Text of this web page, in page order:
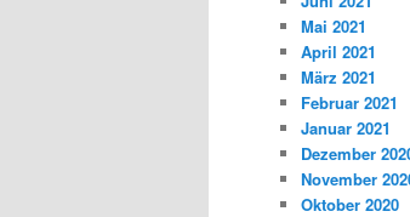
Mai 2021
April 2021
März 2021
Februar 2021
Januar 2021
Dezember
November
Oktober 2020